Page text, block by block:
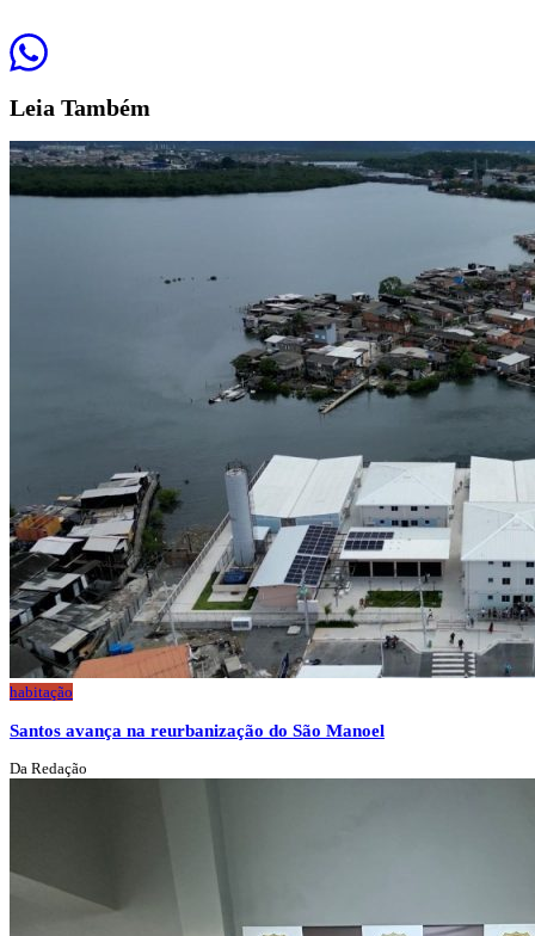
Leia Também
habitação
Santos avança na reurbanização do São Manoel
Da Redação